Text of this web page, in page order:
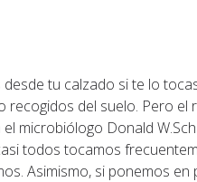
tu calzado si te lo
recogidos del suelo. Pero
microbiólogo Donald
todos tocamos
Asimismo, si ponemos